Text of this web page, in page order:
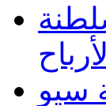
سيو